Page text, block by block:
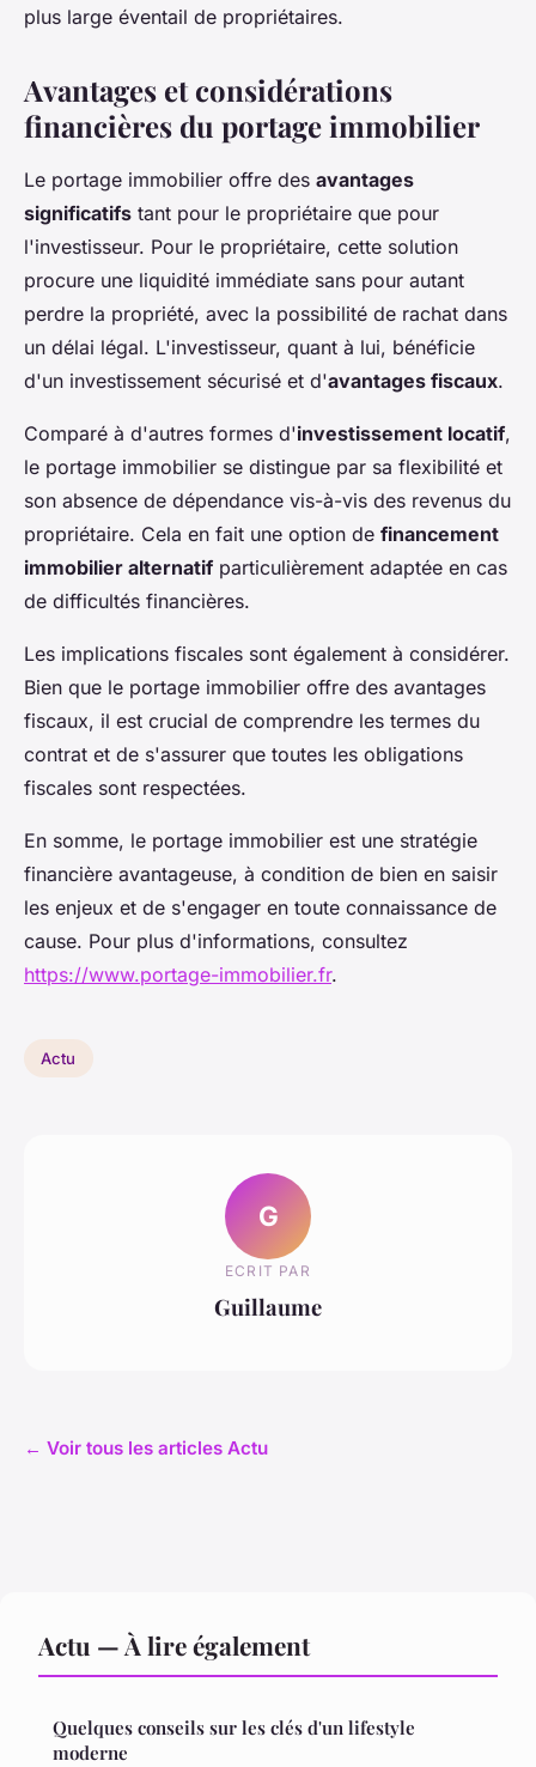
plus large éventail de propriétaires.
Avantages et considérations
financières du portage immobilier
Le portage immobilier offre des avantages
significatifs tant pour le propriétaire que pour
l'investisseur. Pour le propriétaire, cette solution
procure une liquidité immédiate sans pour autant
perdre la propriété, avec la possibilité de rachat dans
un délai légal. L'investisseur, quant à lui, bénéficie
d'un investissement sécurisé et d'avantages fiscaux.
Comparé à d'autres formes d'investissement locatif,
le portage immobilier se distingue par sa flexibilité et
son absence de dépendance vis-à-vis des revenus du
propriétaire. Cela en fait une option de financement
immobilier alternatif particulièrement adaptée en cas
de difficultés financières.
Les implications fiscales sont également à considérer.
Bien que le portage immobilier offre des avantages
fiscaux, il est crucial de comprendre les termes du
contrat et de s'assurer que toutes les obligations
fiscales sont respectées.
En somme, le portage immobilier est une stratégie
financière avantageuse, à condition de bien en saisir
les enjeux et de s'engager en toute connaissance de
cause. Pour plus d'informations, consultez
https://www.portage-immobilier.fr.
Actu
G
ECRIT PAR
Guillaume
← Voir tous les articles Actu
Actu — À lire également
Quelques conseils sur les clés d'un lifestyle
moderne